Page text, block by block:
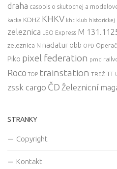
draha casopis o skutocnej a
katka KDHZ KHKV kht klub historickej
zeleznica LEO Express M
zeleznica N nadatur obb OPD
Piko pixel federation pmd
Roco TOP trainstation TREŽ TT
zssk cargo ČD Železnicní
STRANKY
Copyright
Kontakt